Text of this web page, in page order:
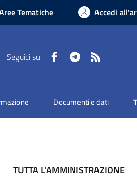
Tematiche Accedi
Seguici su FacebookTelegram
Documenti e dati
TUTTA L'AMMINISTRAZIONE